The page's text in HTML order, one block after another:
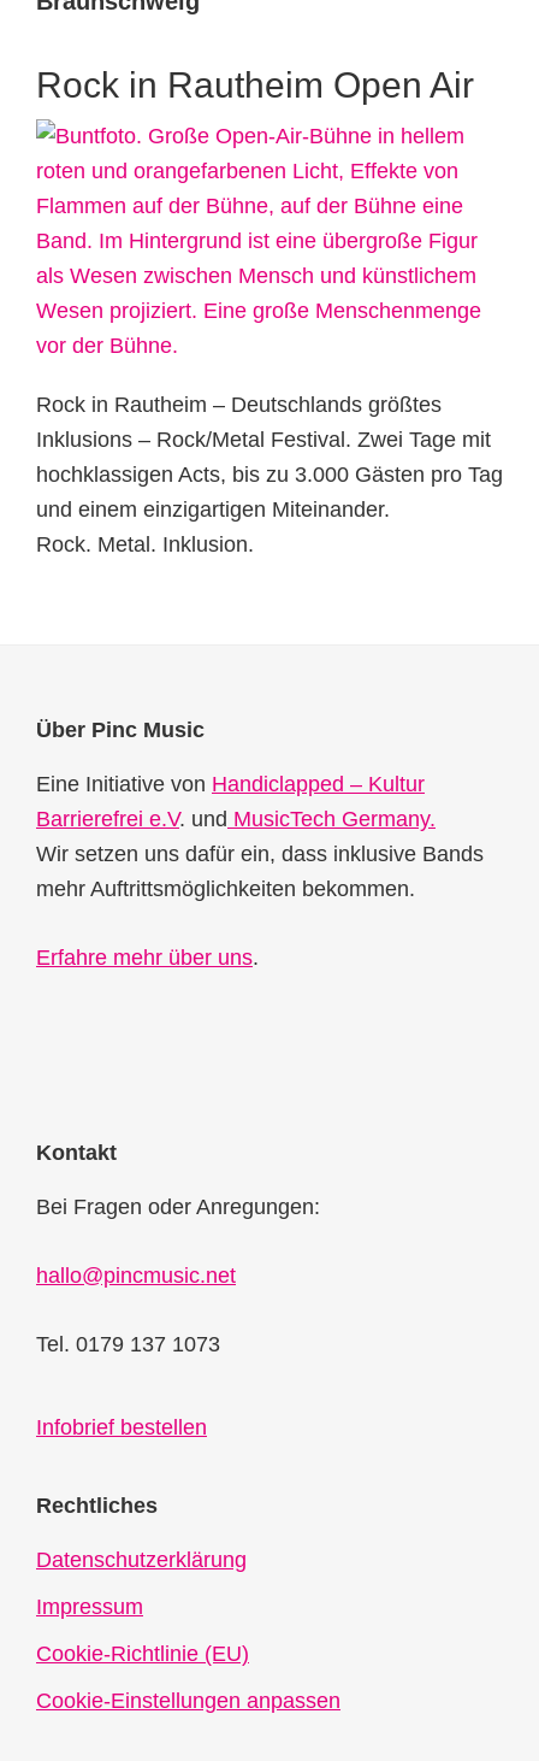
Rock in Rautheim Open Air
Rock in Rautheim – Deutschlands größtes
Inklusions – Rock/Metal Festival. Zwei Tage mit
hochklassigen Acts, bis zu 3.000 Gästen pro Tag
und einem einzigartigen Miteinander.
Rock. Metal. Inklusion.
Footer
Über Pinc Music
Eine Initiative von Handiclapped – Kultur
Barrierefrei e.V. und MusicTech Germany.
Wir setzen uns dafür ein, dass inklusive Bands
mehr Auftrittsmöglichkeiten bekommen.
Erfahre mehr über uns.
Kontakt
Bei Fragen oder Anregungen:
hallo@pincmusic.net
Tel. 0179 137 1073
Infobrief bestellen
Rechtliches
Datenschutzerklärung
Impressum
Cookie-Richtlinie (EU)
Cookie-Einstellungen anpassen